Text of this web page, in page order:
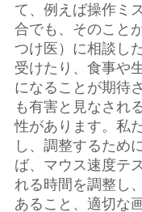
て、例えば操作ミ
合でも、そのこと
つけ医）に相談し
受けたり、食事や
になることが期待
も有害と見なされ
性があります。私
し、調整するため
ば、マウス速度テ
れる時間を調整し
あること、適切な